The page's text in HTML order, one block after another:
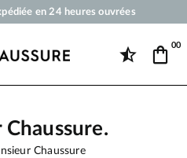
en 24 heures ouvrées
dès 50 €
00
Chaussure